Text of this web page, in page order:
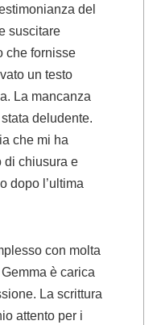
del
suscitare
che fornisse
un testo
La mancanza
deludente.
che mi ha
di chiusura e
dopo l’ultima
con molta
è carica
La scrittura
attento per i